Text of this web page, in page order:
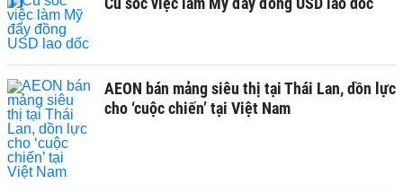
AEON bán mảng siêu thị tại Thái Lan, dồn lực
cho ‘cuộc chiến’ tại Việt Nam